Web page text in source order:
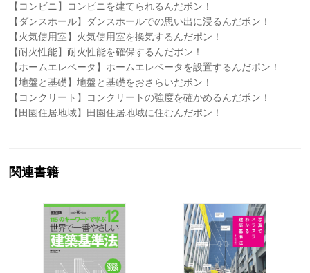
【コンビニ】コンビニを建てられるんだポン！
【ダンスホール】ダンスホールでの思い出に浸るんだポン！
【火気使用室】火気使用室を換気するんだポン！
【耐火性能】耐火性能を確保するんだポン！
【ホームエレベータ】ホームエレベータを設置するんだポン！
【地盤と基礎】地盤と基礎をおさらいだポン！
【コンクリート】コンクリートの強度を確かめるんだポン！
【田園住居地域】田園住居地域に住むんだポン！
関連書籍